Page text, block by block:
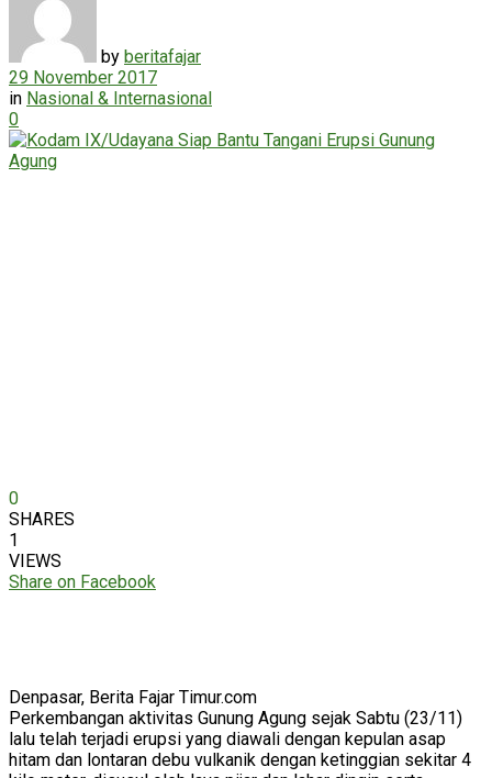
by beritafajar
29 November 2017
in Nasional & Internasional
0
0
SHARES
1
VIEWS
Share on Facebook
Denpasar, Berita Fajar Timur.com
Perkembangan aktivitas Gunung Agung sejak Sabtu (23/11)
lalu telah terjadi erupsi yang diawali dengan kepulan asap
hitam dan lontaran debu vulkanik dengan ketinggian sekitar 4